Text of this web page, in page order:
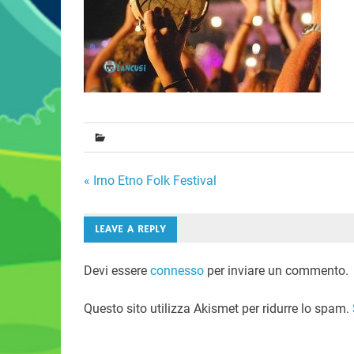
Navigazione
articoli
« Irno Etno Folk Festival
LEAVE A REPLY
Devi essere connessoper inviare un commento.
Questo sito utilizza Akismet per ridurre lo spam.